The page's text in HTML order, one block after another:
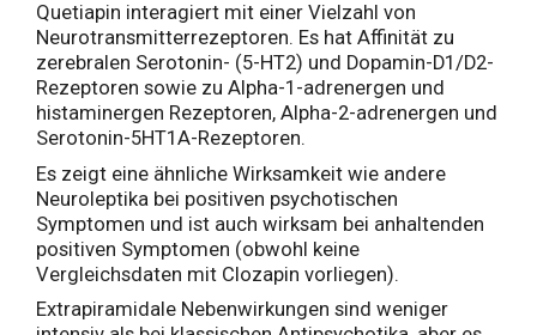
Quetiapin interagiert mit einer Vielzahl von
Neurotransmitterrezeptoren. Es hat Affinität zu
zerebralen Serotonin- (5-HT2) und Dopamin-D1/D2-
Rezeptoren sowie zu Alpha-1-adrenergen und
histaminergen Rezeptoren, Alpha-2-adrenergen und
Serotonin-5HT1A-Rezeptoren.
Es zeigt eine ähnliche Wirksamkeit wie andere
Neuroleptika bei positiven psychotischen
Symptomen und ist auch wirksam bei anhaltenden
positiven Symptomen (obwohl keine
Vergleichsdaten mit Clozapin vorliegen).
Extrapiramidale Nebenwirkungen sind weniger